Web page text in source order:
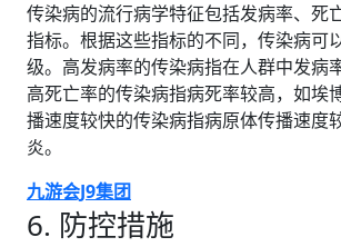
传染病的流行病学特征包括发病率、死
指标。根据这些指标的不同，传染病可
级。高发病率的传染病指在人群中发病
高死亡率的传染病指病死率较高，如埃
播速度较快的传染病指病原体传播速度
炎。
九游会J9集团
6. 防控措施